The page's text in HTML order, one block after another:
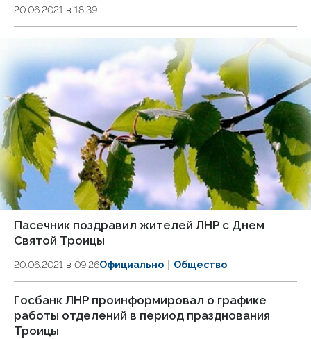
20.06.2021 в 18:39
Пасечник поздравил жителей ЛНР с Днем
Святой Троицы
20.06.2021 в 09:26Официально Общество
Госбанк ЛНР проинформировал о графике
работы отделений в период празднования
Троицы